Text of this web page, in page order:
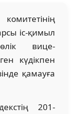
іс-қимыл
вице-
күдікпен
қамауға
201-